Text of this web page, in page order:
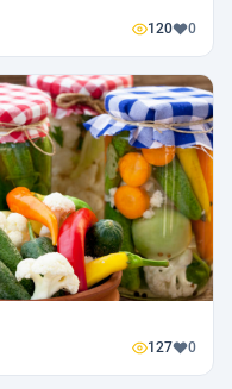
120 0
127 0